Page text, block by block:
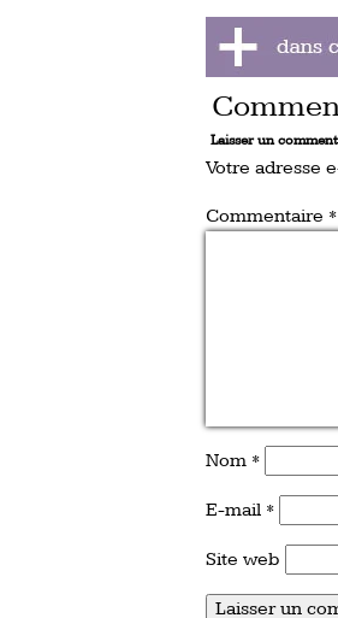
Laisser un
Votre adresse
Commentaire *
Nom *
E-mail *
Site web